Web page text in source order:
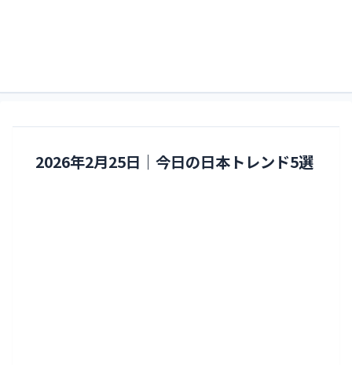
2026年2月25日｜今日の日本トレンド5選